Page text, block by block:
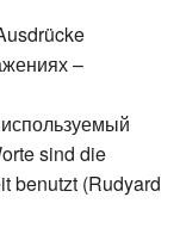
–
sind die
benutzt (Rudyard